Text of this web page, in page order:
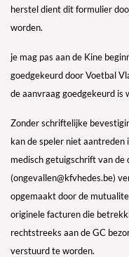
herstel dient dit formulier
worden.
je mag pas aan de Kine
goedgekeurd door Voetbal
de aanvraag goedgekeurd is
Zonder schriftelijke
kan de speler niet
medisch getuigschrift van
(ongevallen@kfvhedes.be)
opgemaakt door de
originele facturen die
rechtstreeks aan de GC
verstuurd te worden.